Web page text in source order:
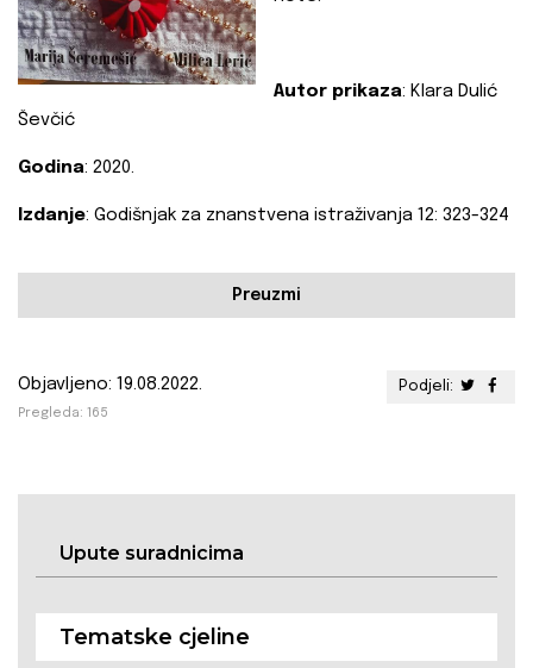
Autor prikaza: Klara Dulić
Ševčić
Godina: 2020.
Izdanje: Godišnjak za znanstvena istraživanja 12: 323-324
Preuzmi
Podjeli:
Objavljeno: 19.08.2022.
Pregleda: 165
Upute suradnicima
Tematske cjeline